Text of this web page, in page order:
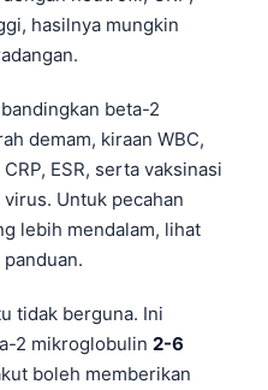
hasilnya mungkin
beta-2
demam, kiraan WBC,
ESR, serta vaksinasi
Untuk pecahan
lebih mendalam, lihat
panduan.
tidak berguna. Ini
2 mikroglobulin 2-6
boleh memberikan